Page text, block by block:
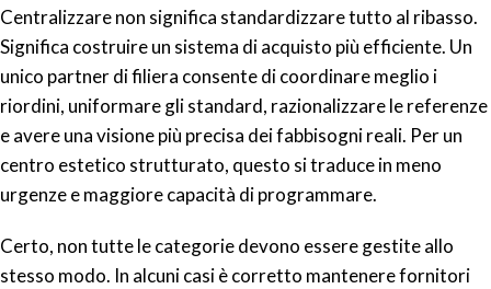
Centralizzare non significa standardizzare tutto al ribasso.
Significa costruire un sistema di acquisto più efficiente. Un
unico partner di filiera consente di coordinare meglio i
riordini, uniformare gli standard, razionalizzare le referenze
e avere una visione più precisa dei fabbisogni reali. Per un
centro estetico strutturato, questo si traduce in meno
urgenze e maggiore capacità di programmare.
Certo, non tutte le categorie devono essere gestite allo
stesso modo. In alcuni casi è corretto mantenere fornitori